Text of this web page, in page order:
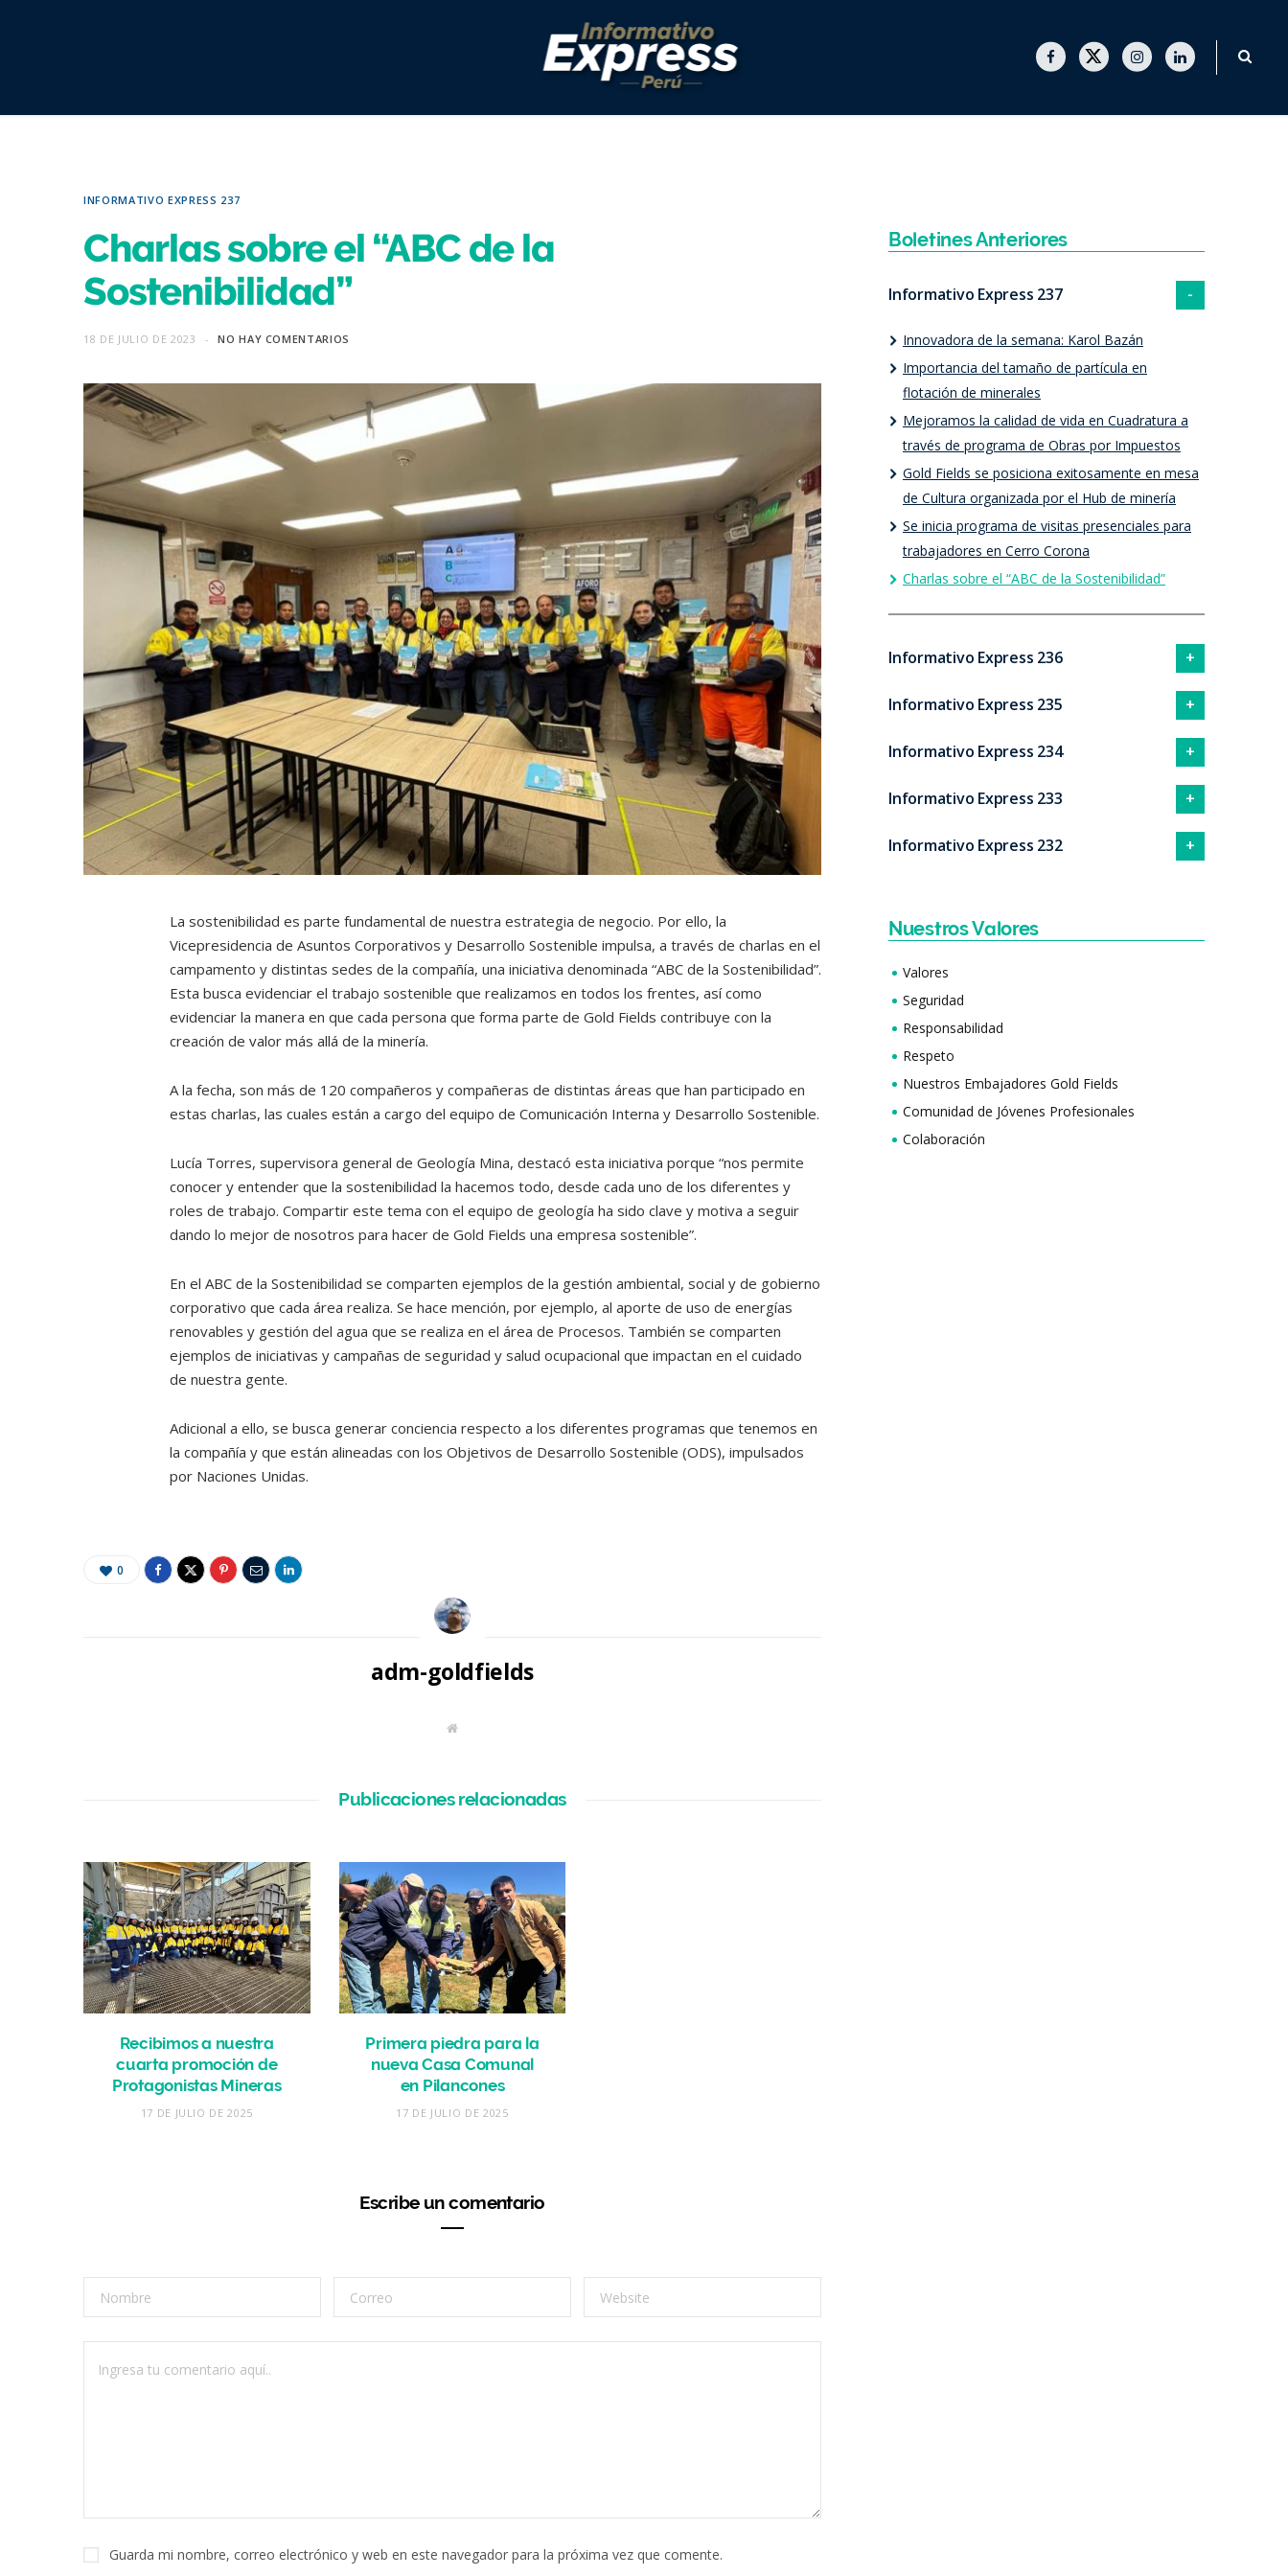
F
a
b
T
w
t
I
n
a
L
i
e
INFORMATIVO EXPRESS 237
Charlas sobre el “ABC de la
Sostenibilidad”
18 DE JULIO DE 2023 NO HAY COMENTARIOS
La sostenibilidad es parte fundamental de nuestra estrategia de negocio. Por ello, la
Vicepresidencia de Asuntos Corporativos y Desarrollo Sostenible impulsa, a través de charlas en el
campamento y distintas sedes de la compañía, una iniciativa denominada “ABC de la Sostenibilidad”.
Esta busca evidenciar el trabajo sostenible que realizamos en todos los frentes, así como
evidenciar la manera en que cada persona que forma parte de Gold Fields contribuye con la
creación de valor más allá de la minería.
A la fecha, son más de 120 compañeros y compañeras de distintas áreas que han participado en
estas charlas, las cuales están a cargo del equipo de Comunicación Interna y Desarrollo Sostenible.
Lucía Torres, supervisora general de Geología Mina, destacó esta iniciativa porque “nos permite
conocer y entender que la sostenibilidad la hacemos todo, desde cada uno de los diferentes y
roles de trabajo. Compartir este tema con el equipo de geología ha sido clave y motiva a seguir
dando lo mejor de nosotros para hacer de Gold Fields una empresa sostenible”.
En el ABC de la Sostenibilidad se comparten ejemplos de la gestión ambiental, social y de gobierno
corporativo que cada área realiza. Se hace mención, por ejemplo, al aporte de uso de energías
renovables y gestión del agua que se realiza en el área de Procesos. También se comparten
ejemplos de iniciativas y campañas de seguridad y salud ocupacional que impactan en el cuidado
de nuestra gente.
Adicional a ello, se busca generar conciencia respecto a los diferentes programas que tenemos en
la compañía y que están alineadas con los Objetivos de Desarrollo Sostenible (ODS), impulsados
por Naciones Unidas.
0
adm-goldfields
W
e
Publicaciones relacionadas
Recibimos a nuestra
cuarta promoción de
Protagonistas Mineras
17 DE JULIO DE 2025
Primera piedra para la
nueva Casa Comunal
en Pilancones
17 DE JULIO DE 2025
Escribe un comentario
Guarda mi nombre, correo electrónico y web en este navegador para la próxima vez que comente.
Boletines Anteriores
Informativo Express 237
Innovadora de la semana: Karol Bazán
Importancia del tamaño de partícula en
flotación de minerales
Mejoramos la calidad de vida en Cuadratura a
través de programa de Obras por Impuestos
Gold Fields se posiciona exitosamente en mesa
de Cultura organizada por el Hub de minería
Se inicia programa de visitas presenciales para
trabajadores en Cerro Corona
Charlas sobre el “ABC de la Sostenibilidad”
Informativo Express 236
Informativo Express 235
Informativo Express 234
Informativo Express 233
Informativo Express 232
Nuestros Valores
Valores
Seguridad
Responsabilidad
Respeto
Nuestros Embajadores Gold Fields
Comunidad de Jóvenes Profesionales
Colaboración